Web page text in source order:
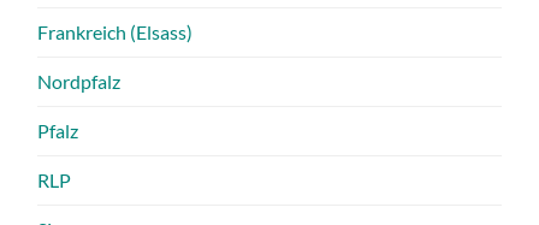
Frankreich (Elsass)
Nordpfalz
Pfalz
RLP